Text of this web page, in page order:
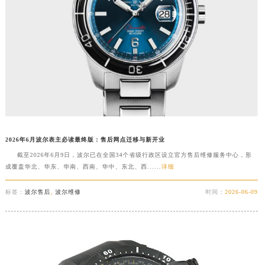
2026年6月波尔表主必读最终版：售后网点迁移与新开业
截至2026年6月9日，波尔已在全国34个省级行政区设立官方售后维修服务中心，形
成覆盖华北、华东、华南、西南、华中、东北、西...... 详细
标签： 波尔售后 波尔维修 时间：2026-06-09